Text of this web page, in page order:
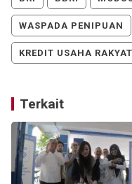
WASPADA PENIPUAN
KREDIT USAHA RAKYAT
Terkait